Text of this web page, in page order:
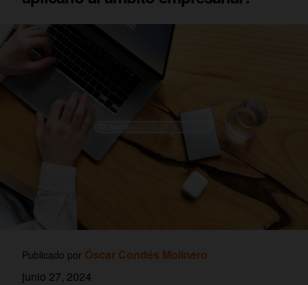
Publicado por Óscar Condés Molinero
junio 27, 2024